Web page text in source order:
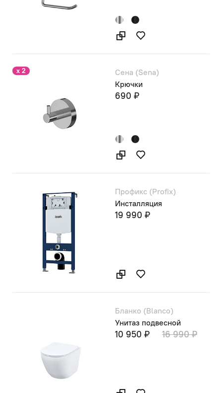
x 2
Сена (Sena)
Крючки
690 ₽
Профикс (Profix)
Инсталляция
19 990 ₽
Бланко (Blanco)
Унитаз подвесной
10 950 ₽ 16 990 ₽